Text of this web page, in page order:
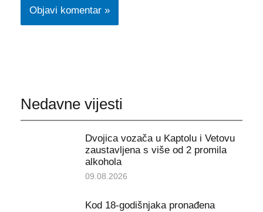
Nedavne vijesti
Dvojica vozača u Kaptolu i Vetovu
zaustavljena s više od 2 promila
alkohola
09.08.2026
Kod 18-godišnjaka pronađena